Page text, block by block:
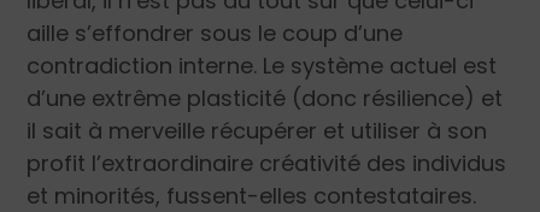
aille s’effondrer sous le coup d’une
contradiction interne. Le système actuel est
d’une extrême plasticité (donc résilience) et
il sait à merveille récupérer et utiliser à son
profit l’extraordinaire créativité des individus
et minorités, fussent-elles contestataires.